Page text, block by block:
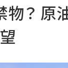
無料
？ 原